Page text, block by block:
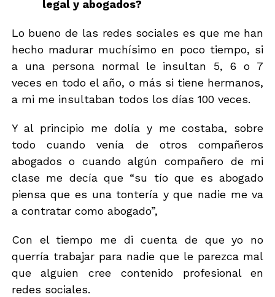
legal y abogados?
Lo bueno de las redes sociales es que me han
hecho madurar muchísimo en poco tiempo, si
a una persona normal le insultan 5, 6 o 7
veces en todo el año, o más si tiene hermanos,
a mi me insultaban todos los días 100 veces.
Y al principio me dolía y me costaba, sobre
todo cuando venía de otros compañeros
abogados o cuando algún compañero de mi
clase me decía que “su tío que es abogado
piensa que es una tontería y que nadie me va
a contratar como abogado”,
Con el tiempo me di cuenta de que yo no
querría trabajar para nadie que le parezca mal
que alguien cree contenido profesional en
redes sociales.